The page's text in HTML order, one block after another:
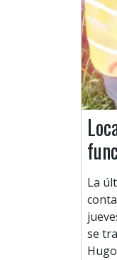
La
se